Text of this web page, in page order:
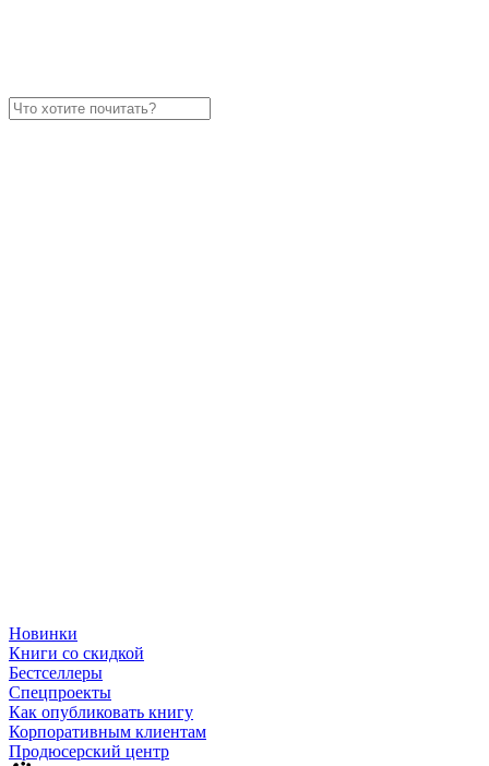
Новинки
Книги со скидкой
Бестселлеры
Спецпроекты
Как опубликовать книгу
Корпоративным клиентам
Продюсерский центр